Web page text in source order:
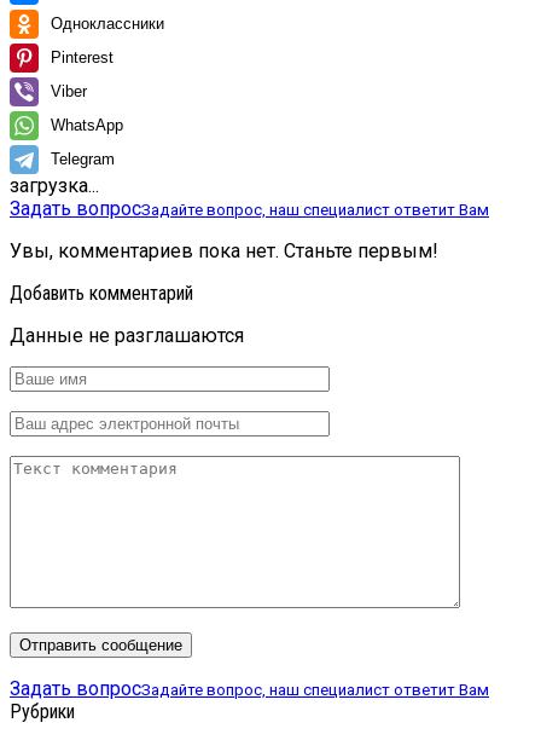
Одноклассники
Pinterest
Viber
WhatsApp
Telegram
загрузка...
Задать вопросЗадайте вопрос, наш специалист ответит Вам
Увы, комментариев пока нет. Станьте первым!
Добавить комментарий
Данные не разглашаются
Задать вопросЗадайте вопрос, наш специалист ответит Вам
Рубрики